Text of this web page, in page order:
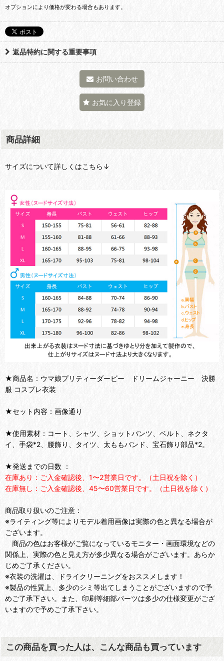
オプションにより価格が変わる場合もあります。
返品特約に関する重要事項
お問い合わせ
お気に入り登録
商品詳細
サイズについて詳しくはこちら↓
★商品名：ウマ娘プリティーダービー ドリームジャーニー 決勝
服 コスプレ衣装
★セット内容：画像通り
★使用素材：コート、シャツ、ショットパンツ、ベルト、ネクタ
イ、手袋*2、腰飾り、タイツ、太ももバンド、宝石飾り部品*2。
★発送までの日数 ：
在庫あり：ご入金確認後、1〜2営業日です。（土日祝を除く）
在庫無し：ご入金確認後、45〜60営業日です。（土日祝を除く）
商品取り扱いのご注意：
※ライティング等によりモデル着用画像は実際の色と異なる場合が
ございます。
商品の色はお客様がご覧になっているモニター・画面環境などの
関係上、実際の色と見え方が多少異なる場合がございます。あらか
じめご了承ください。
※衣装の洗濯は、ドライクリーニングをおススメします！
※製品の性質上、多少のシミ等出てしまうことがございますので予
めご了承下さい。また、印刷等細部パーツは多少の仕様変更がござ
いますので予めご了承下さい。
この商品を買った人は、こんな商品も買っています